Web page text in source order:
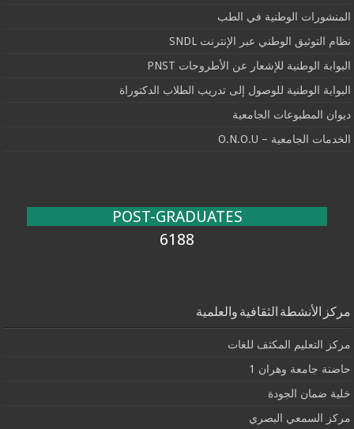
المنشورات الوطنية في الطب
نظام التوثيق الوطني عبر الإنترنت SNDL
البوابة الوطنية للإشعار عن الأطروحات PNST
البوابة الوطنية للوصول إلى تدريب الطلاب الدكتوراة
ديوان المطبوعات الجامعية
الخدمات الجامعية – O.N.O.U
POST-GRADUATES
6188
مركز الأنشطة الثقافية والعلمية
مركز التعليم المكثف للغات
حاضنة جامعة وهران 1
خلية ضمان الجودة
مركز السمعي البصري